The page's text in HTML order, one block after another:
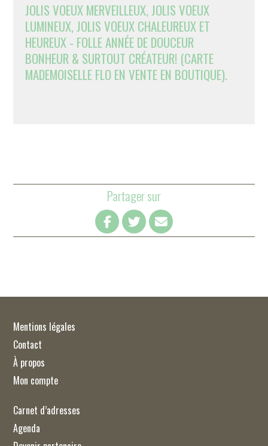
JOLIS VOEUX MERVEILLEUX, JOLIS VOEUX
LUMINEUX, JOLIS VOEUX CHALEUREUX ET
HEUREUX - FOLLE ANNÉE DE DOUCEUR
BONHEUR & SURTOUT CRÉATEUR! (CARTE
MADEMOISELLE FLO EN VENTE EN BOUTIQUE).
Partager sur
Mentions légales
Contact
À propos
Mon compte
Carnet d’adresses
Agenda